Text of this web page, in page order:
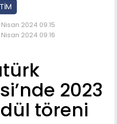
2024 09:15
2024 09:16
2023
töreni